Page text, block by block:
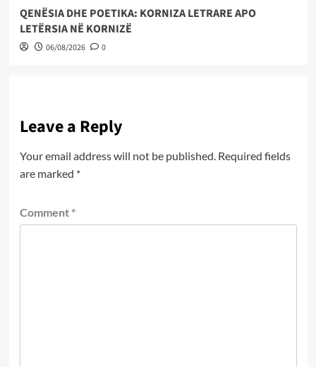
QENËSIA DHE POETIKA: KORNIZA LETRARE APO
LETËRSIA NË KORNIZË
06/08/2026 0
Leave a Reply
Your email address will not be published. Required fields
are marked *
Comment *